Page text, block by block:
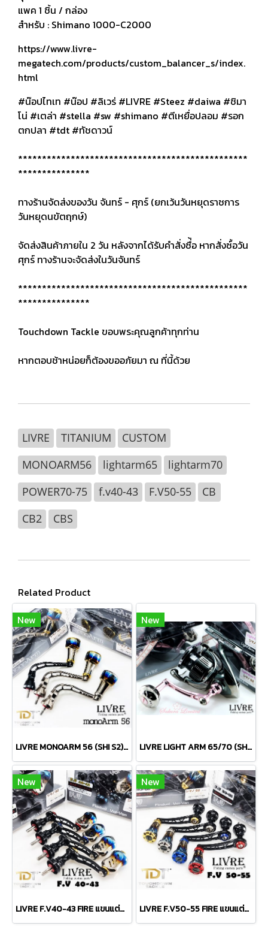
แพค 1 ชิ้น / กล่อง
สำหรับ : Shimano 1000-C2000
https://www.livre-
megatech.com/products/custom_balancer_s/index.
html
#น๊อปไทเท #น๊อป #ลิเวร่ #LIVRE #Steez #daiwa #ชิมา
โน่ #เตล่า #stella #sw #shimano #ตีเหยื่อปลอม #รอก
ตกปลา #tdt #ทัชดาวน์
************************************************
***************
ทางร้านจัดส่งของวัน จันทร์ - ศุกร์ (ยกเว้นวันหยุดราชการ
วันหยุดนขัตฤกษ์)
จัดส่งสินค้าภายใน 2 วัน หลังจากได้รับคำสั่งซื่้อ หากสั่งซ์้อวัน
ศุกร์ ทางร้านจะจัดส่งในวันจันทร์
************************************************
***************
Touchdown Tackle ขอบพระคุณลูกค้าทุกท่าน
หากตอบช้าหน่อยก็ต้องขออภัยมา ณ ที่นี้ด้วย
LIVRE TITANIUM
CUSTOM
MONOARM56
lightarm65
lightarm70
POWER70-75
f.v40-43 F.V50-55
CB
CB2
CBS
Related Product
New
LIVRE MONOARM 56 (SHI S2) แขนสปินงานโหดๆ ญี่ปุ่นแท้
New
LIVRE LIGHT ARM 65/70 (SHI S2/DAI) SAKURA LTD แขนยาวงานโหด หวานๆจ่ะ
New
LIVRE F.V40-43 FIRE แขนแต่งสปินยอดนิยม สำหรับรอก ชิ/ได เบอร์ 1000-C2000
New
LIVRE F.V50-55 FIRE แขนแต่งสปินยอดนิยม สำหรับรอก ชิ/ได เบอร์ 2000-4000